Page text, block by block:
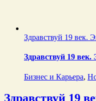
Здравствуй 19 век.
Здравствуй 19 век.
Бизнес и Карьера,
Здравствуй 19